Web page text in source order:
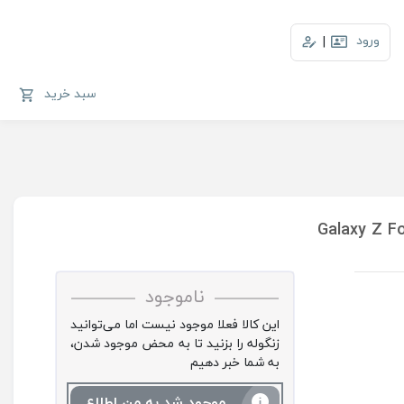
ورود |
سبد خرید
ناموجود
این کالا فعلا موجود نیست اما می‌توانید
زنگوله را بزنید تا به محض موجود شدن،
به شما خبر دهیم